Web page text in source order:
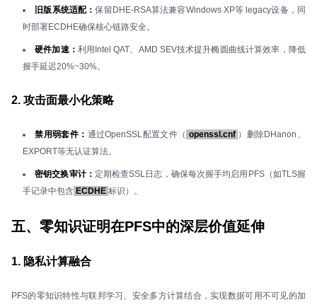
旧版系统适配：保留DHE-RSA算法兼容Windows XP等 legacy设备，同
时部署ECDHE确保核心链路安全。
硬件加速： 利用Intel QAT、AMD SEV技术提升椭圆曲线计算效率，降低
握手延迟20%~30%。
2. 攻击面最小化策略
禁用弱套件： 通过OpenSSL配置文件（ openssl.cnf ）删除DHanon、
EXPORT等无认证算法。
密钥交换审计： 定期检查SSL日志，确保每次握手均启用PFS（如TLS握
手记录中包含 ECDHE 标识）。
五、零知识证明在PFS中的深层价值延伸
1. 隐私计算融合
PFS的零知识特性与联邦学习、安全多方计算结合，实现数据可用不可见的加